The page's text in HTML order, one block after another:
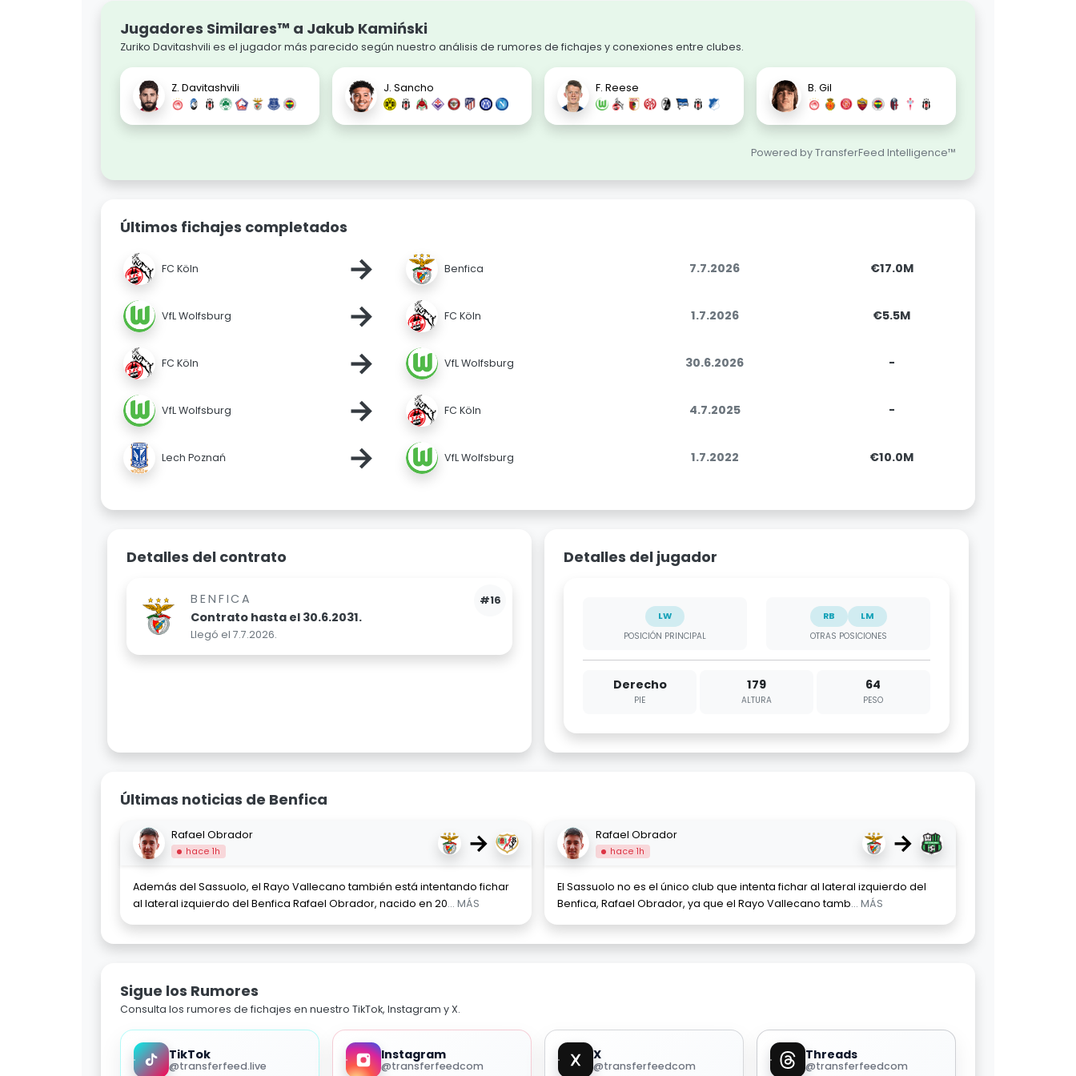
Jugadores Similares™ a Jakub Kamiński
Zuriko Davitashvili es el jugador más parecido según nuestro análisis de rumores de fichajes y conexiones entre clubes.
Z. Davitashvili J. Sancho F. Reese B. Gil
Powered by TransferFeed Intelligence™
Últimos fichajes completados
FC Köln → Benfica 7.7.2026 €17.0M
VfL Wolfsburg → FC Köln 1.7.2026 €5.5M
FC Köln → VfL Wolfsburg 30.6.2026 -
VfL Wolfsburg → FC Köln 4.7.2025 -
Lech Poznań → VfL Wolfsburg 1.7.2022 €10.0M
Detalles del contrato
#16
BENFICA
Contrato hasta el 30.6.2031.
Llegó el 7.7.2026.
Detalles del jugador
LW
POSICIÓN PRINCIPAL
RB
LM
OTRAS POSICIONES
Derecho
PIE
179
ALTURA
64
PESO
Últimas noticias de Benfica
Rafael Obrador
hace 1h →
Además del Sassuolo, el Rayo Vallecano también está intentando fichar
al lateral izquierdo del Benfica Rafael Obrador, nacido en 20... MÁS
Rafael Obrador
hace 1h →
El Sassuolo no es el único club que intenta fichar al lateral izquierdo del
Benfica, Rafael Obrador, ya que el Rayo Vallecano tamb... MÁS
Sigue los Rumores
Consulta los rumores de fichajes en nuestro TikTok, Instagram y X.
TikTok
@transferfeed.live
Instagram
@transferfeedcom
X
@transferfeedcom
Threads
@transferfeedcom